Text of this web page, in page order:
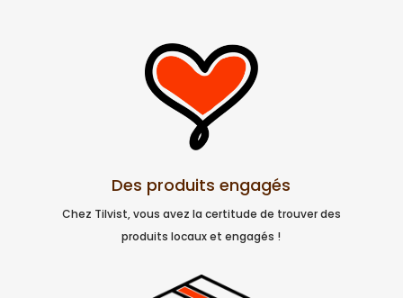
Des produits engagés
Chez Tilvist, vous avez la certitude de trouver des
produits locaux et engagés !